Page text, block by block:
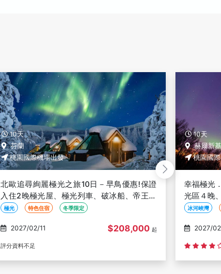
10天
赫爾新基
桃園國際機場出發
幸福極光．芬蘭挪威10日－長榮航空、入住極
光區４晚、極地列車、破冰船、馴鹿雪橇、狗
拉雪橇、聖誕老人村、薩米文化體驗
冰河峽灣 冬季限定 玩雪
2027/02/09 $179,900 起
10天
赫爾新基
桃園國
幸福極光
宿、１晚
拉與馴鹿
冬季限定
2027/